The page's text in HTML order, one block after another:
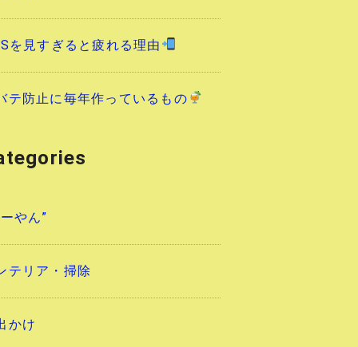
を見すぎると疲れる理由
テ防止に毎年作っているもの
やん”
テリア・掃除
かけ